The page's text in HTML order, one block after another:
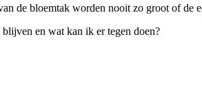
de bloemtak worden nooit zo groot of de
en wat kan ik er tegen doen?